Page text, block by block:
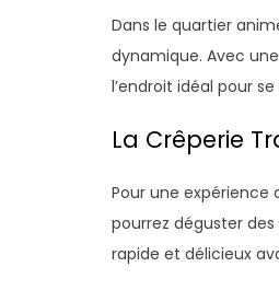
Dans le quartier
dynamique. Avec
l’endroit idéal pour
La Crêperie
Pour une
pourrez déguster
rapide et délicieux